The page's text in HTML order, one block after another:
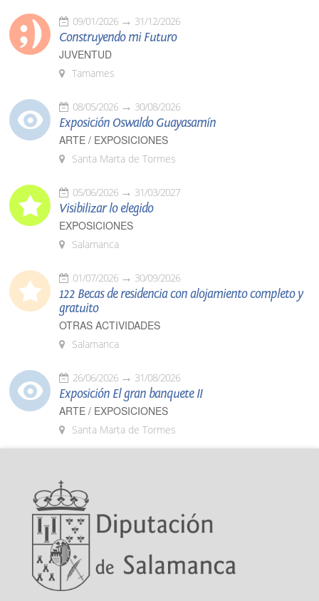
09/01/2026 31/12/2026
Construyendo mi Futuro
JUVENTUD
Tamames
08/05/2026 30/08/2026
Exposición Oswaldo Guayasamín
ARTE / EXPOSICIONES
Santa Marta de Tormes
05/06/2026 31/03/2027
Visibilizar lo elegido
EXPOSICIONES
Salamanca
01/07/2026 30/09/2026
122 Becas de residencia con alojamiento completo y
gratuito
OTRAS ACTIVIDADES
Salamanca
26/06/2026 31/08/2026
Exposición El gran banquete II
ARTE / EXPOSICIONES
Santa Marta de Tormes